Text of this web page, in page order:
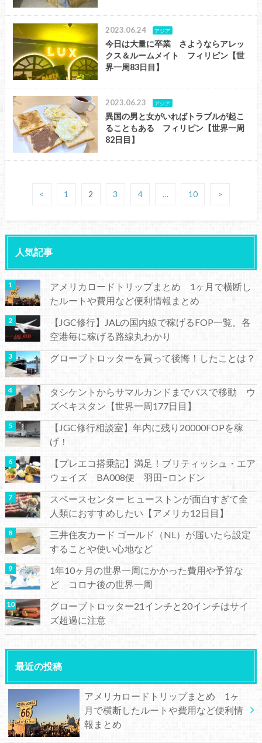
2023.06.24 アジア
今日は大量に卒業 さようならアレッ
クス＆ルームメイト フィリピン【世
界一周83日目】
2023.06.23 アジア
異国の男と女がいればトラブルが起こ
ることもある フィリピン【世界一周
82日目】
< 1 2 3 4 … 10 >
人気記事
アメリカロードトリップまとめ 1ヶ月で横断し
たルートや費用など便利情報まとめ
【JGC修行】JALの国内線で稼げるFOP一覧。各
空港毎に稼げる路線丸わかり
グローブトロッターを買って後悔！したことは？
タシケントからサマルカンドまでバスで移動 ウ
ズベキスタン【世界一周177日目】
【JGC修行相談室】年内に残り20000FOPを稼
げ！
【プレエコ搭乗記】満足！ブリティッシュ・エア
ウェイズ BA008便 羽田−ロンドン
スペースセンター ヒューストンが面白すぎて全
人類におすすめしたい【アメリカ12日目】
三井住友カード ゴールド（NL）が届いたら設定
することや使い心地など
1年10ヶ月の世界一周にかかった費用や予算な
ど コロナ後の世界一周
グローブトロッター21インチと20インチはサイ
ズ超過に注意
最近の投稿
アメリカロードトリップまとめ 1ヶ
月で横断したルートや費用など便利情
報まとめ